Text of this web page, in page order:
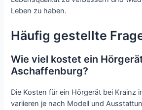
Leben zu haben.
Häufig gestellte
Wie viel kostet ein
Aschaffenburg?
Die Kosten für ein Hörgerät bei Krainz
variieren je nach Modell und